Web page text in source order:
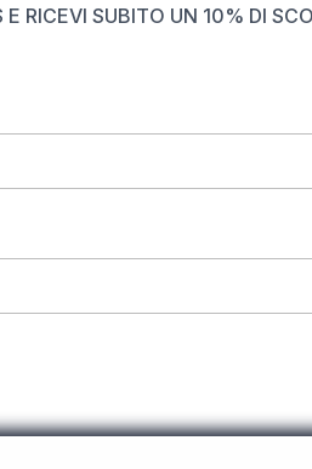
RICEVI SUBITO UN 10% DI